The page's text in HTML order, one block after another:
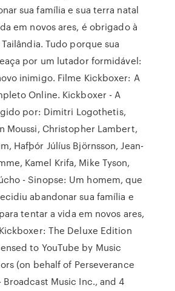
sua família e sua terra natal
em novos ares, é obrigado à
Tudo porque sua
por um lutador formidável:
inimigo. Filme Kickboxer: A
Online. Kickboxer - A
por: Dimitri Logothetis,
Moussi, Christopher Lambert,
Hafþór Júlíus Björnsson, Jean-
Kamel Krifa, Mike Tyson,
- Sinopse: Um homem, que
abandonar sua família e
tentar a vida em novos ares,
The Deluxe Edition
to YouTube by Music
(on behalf of Perseverance
Broadcast Music Inc., and 4